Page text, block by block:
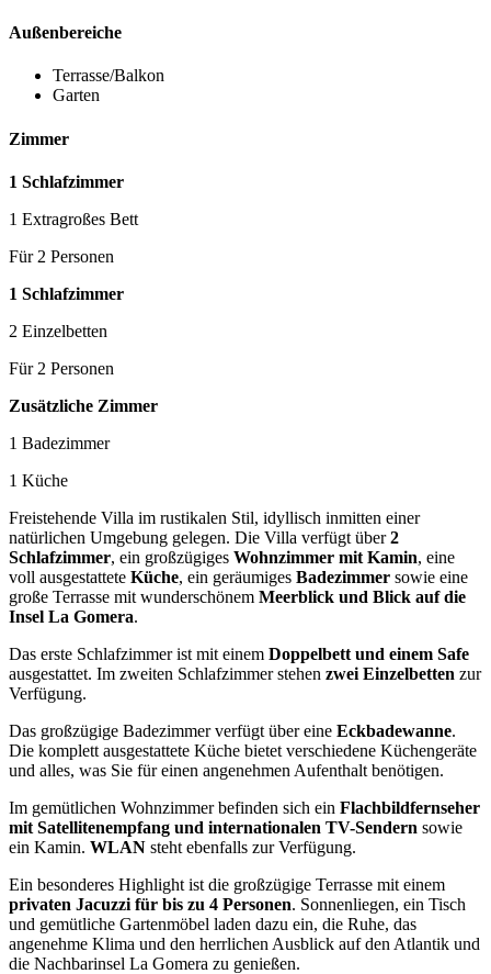
Außenbereiche
Terrasse/Balkon
Garten
Zimmer
1 Schlafzimmer
1 Extragroßes Bett
Für 2 Personen
1 Schlafzimmer
2 Einzelbetten
Für 2 Personen
Zusätzliche Zimmer
1 Badezimmer
1 Küche
Freistehende Villa im rustikalen Stil, idyllisch inmitten einer
natürlichen Umgebung gelegen. Die Villa verfügt über2
Schlafzimmer, ein großzügiges Wohnzimmer mit Kamin, eine
voll ausgestattete Küche, ein geräumiges Badezimmer sowie eine
große Terrasse mit wunderschönem Meerblick und Blick auf die
Insel La Gomera.
Das erste Schlafzimmer ist mit einem Doppelbett und einem Safe
ausgestattet. Im zweiten Schlafzimmer stehen zwei Einzelbetten zur
Verfügung.
Das großzügige Badezimmer verfügt über eine Eckbadewanne.
Die komplett ausgestattete Küche bietet verschiedene Küchengeräte
und alles, was Sie für einen angenehmen Aufenthalt benötigen.
Im gemütlichen Wohnzimmer befinden sich ein Flachbildfernseher
mit Satellitenempfang und internationalen TV-Sendern sowie
ein Kamin. WLAN steht ebenfalls zur Verfügung.
Ein besonderes Highlight ist die großzügige Terrasse mit einem
privaten Jacuzzi für bis zu 4 Personen. Sonnenliegen, ein Tisch
und gemütliche Gartenmöbel laden dazu ein, die Ruhe, das
angenehme Klima und den herrlichen Ausblick auf den Atlantik und
die Nachbarinsel La Gomera zu genießen.